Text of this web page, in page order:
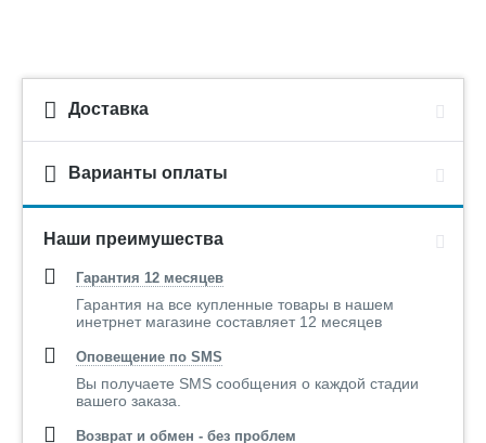
Доставка
Варианты оплаты
Наши преимушества
Гарантия 12 месяцев
Гарантия на все купленные товары в нашем
инетрнет магазине составляет 12 месяцев
Оповещение по SMS
Вы получаете SMS сообщения о каждой стадии
вашего заказа.
Возврат и обмен - без проблем